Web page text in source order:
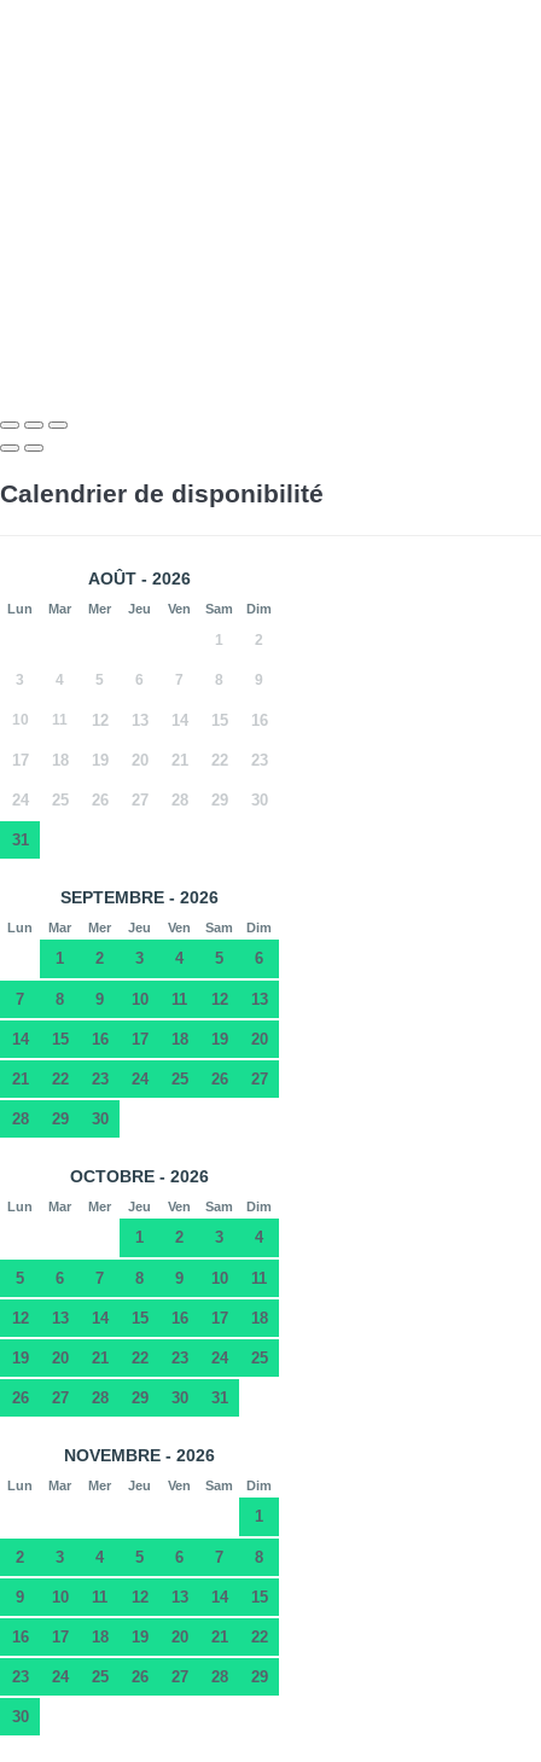
Calendrier de disponibilité
AOÛT - 2026
Lun Mar Mer Jeu Ven Sam Dim
1 2
3 4 5 6 7 8 9
10 11 12 13 14 15 16
17 18 19 20 21 22 23
24 25 26 27 28 29 30
31
SEPTEMBRE - 2026
Lun Mar Mer Jeu Ven Sam Dim
1 2 3 4 5 6
7 8 9 10 11 12 13
14 15 16 17 18 19 20
21 22 23 24 25 26 27
28 29 30
OCTOBRE - 2026
Lun Mar Mer Jeu Ven Sam Dim
1 2 3 4
5 6 7 8 9 10 11
12 13 14 15 16 17 18
19 20 21 22 23 24 25
26 27 28 29 30 31
NOVEMBRE - 2026
Lun Mar Mer Jeu Ven Sam Dim
1
2 3 4 5 6 7 8
9 10 11 12 13 14 15
16 17 18 19 20 21 22
23 24 25 26 27 28 29
30